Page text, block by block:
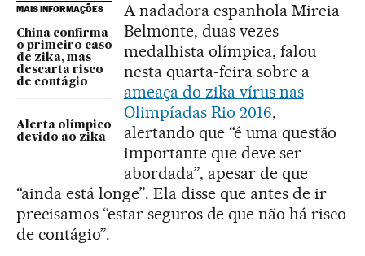
MAIS INFORMAÇÕES
China confirma
o primeiro caso
de zika, mas
descarta risco
de contágio
Alerta olímpico
devido ao zika
A nadadora espanhola Mireia
Belmonte, duas vezes
medalhista olímpica, falou
nesta quarta-feira sobre a
ameaça do zika vírus nas
Olimpíadas Rio 2016,
alertando que “é uma questão
importante que deve ser
abordada”, apesar de que
“ainda está longe”. Ela disse que antes de ir
precisamos “estar seguros de que não há risco
de contágio”.